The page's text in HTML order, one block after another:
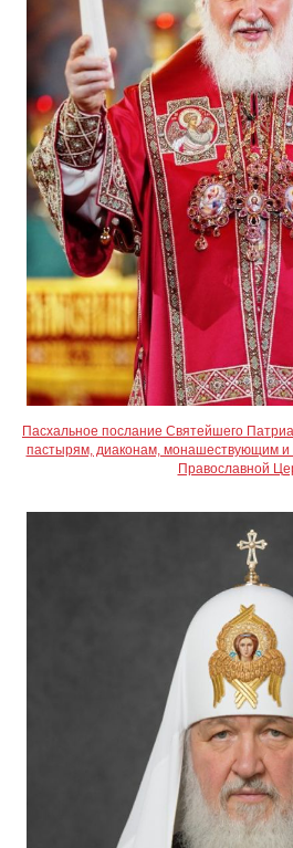
Пасхальное послание Святейшего
пастырям, диаконам, монашествующим и
Православной